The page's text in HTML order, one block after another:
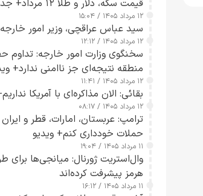
قیمت سکه، دلار و طلا ۱۲ مرداد+ جدول
۱۲ مرداد ۱۴۰۵ / ۱۵:۰۴
سید عباس عراقچی، وزیر امور
۱۲ مرداد ۱۴۰۵ / ۱۲:۱۲
سخنگوی وزارت امور خارجه: تداوم
منطقه نتیجه‌ای جز ناامنی ندارد+
۱۲ مرداد ۱۴۰۵ / ۱۱:۴۱
بقائی: الان مذاکره‌ای با آمریکا
۱۲ مرداد ۱۴۰۵ / ۰۸:۱۷
ترامپ: عربستان، امارات، قطر و
حملات خودداری کنم+ ویدیو
۱۱ مرداد ۱۴۰۵ / ۱۹:۰۴
وال‌استریت ژورنال: میانجی‌ها برای
هرمز پیشرفت کرده‌اند
۱۱ مرداد ۱۴۰۵ / ۱۶:۱۲